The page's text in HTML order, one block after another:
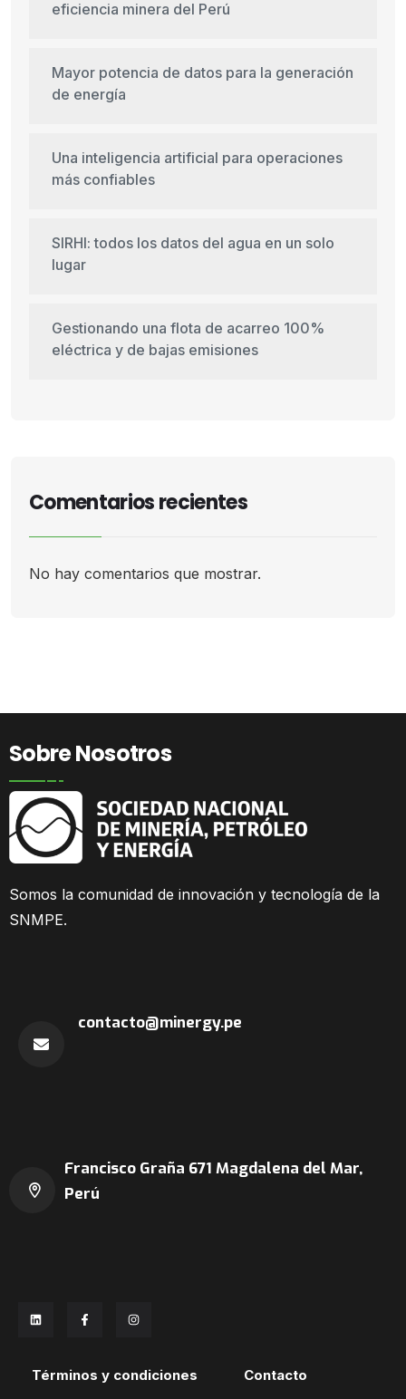
eficiencia minera del Perú
Mayor potencia de datos para la generación
de energía
Una inteligencia artificial para operaciones
más confiables
SIRHI: todos los datos del agua en un solo
lugar
Gestionando una flota de acarreo 100%
eléctrica y de bajas emisiones
Comentarios recientes
No hay comentarios que mostrar.
Sobre Nosotros
Somos la comunidad de innovación y tecnología de la
SNMPE.
contacto@minergy.pe
Francisco Graña 671 Magdalena del Mar,
Perú
Términos y condiciones Contacto